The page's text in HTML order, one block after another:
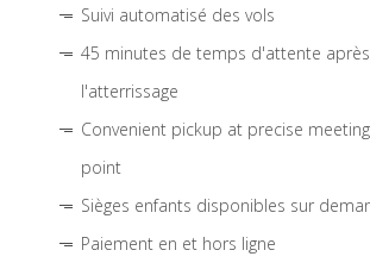
Suivi automatisé des vols
45 minutes de temps d'attente après
l'atterrissage
Convenient pickup at precise meeting
point
Sièges enfants disponibles sur
Paiement en et hors ligne